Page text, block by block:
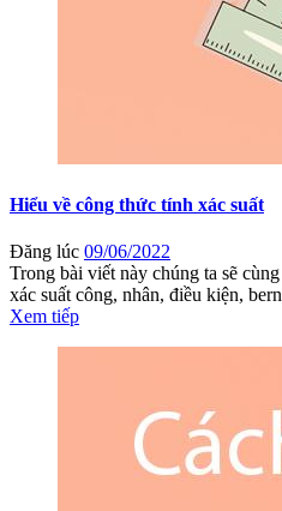
Hiểu về công thức tính xác suất
Đăng lúc 09/06/2022
Trong bài viết này chúng ta sẽ
xác suất công, nhân, điều kiện,
Xem tiếp